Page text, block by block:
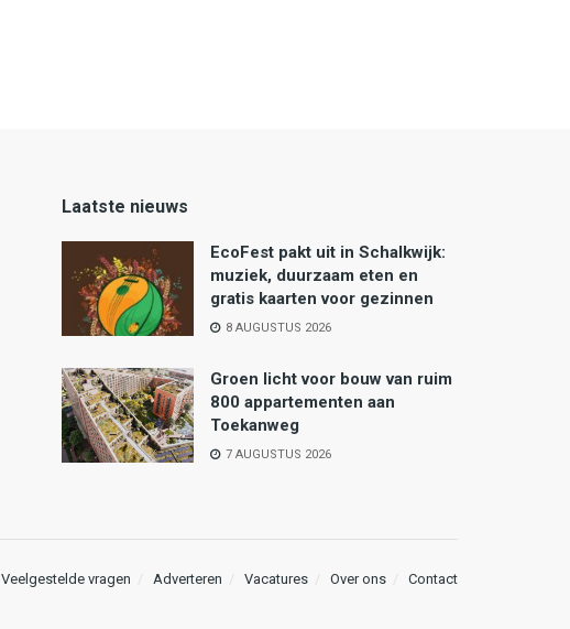
Laatste nieuws
EcoFest pakt uit in Schalkwijk:
muziek, duurzaam eten en
gratis kaarten voor gezinnen
8 AUGUSTUS 2026
Groen licht voor bouw van ruim
800 appartementen aan
Toekanweg
7 AUGUSTUS 2026
Veelgestelde vragen Adverteren Vacatures Over ons Contact